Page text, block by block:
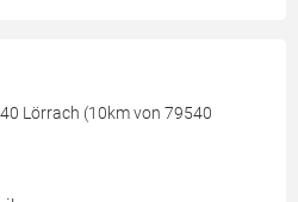
Lörrach (10km von 79540